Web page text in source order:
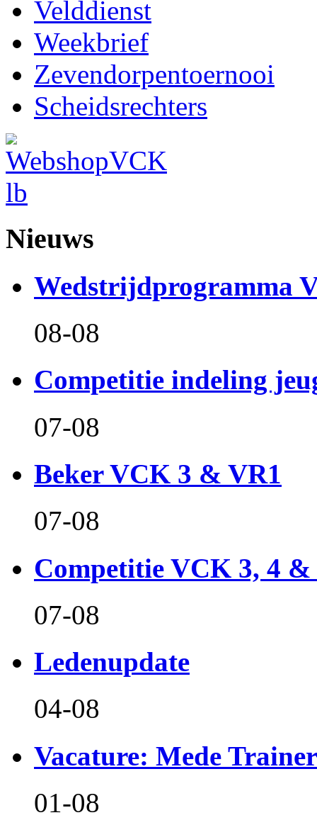
Velddienst
Weekbrief
Zevendorpentoernooi
Scheidsrechters
Nieuws
Wedstrijdprogramma
08-08
Competitie indeling
07-08
Beker VCK 3 & VR1
07-08
Competitie VCK 3, 4 &
07-08
Ledenupdate
04-08
Vacature: Mede
01-08